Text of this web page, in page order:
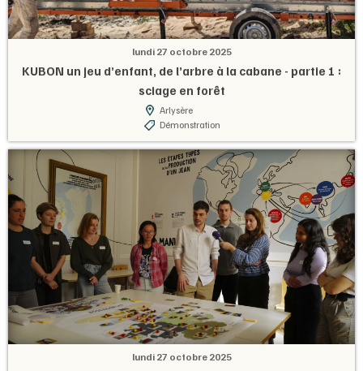
lundi 27 octobre 2025
KUBON un jeu d’enfant, de l’arbre à la cabane - partie 1 :
sciage en forêt
Arlysère
Démonstration
lundi 27 octobre 2025